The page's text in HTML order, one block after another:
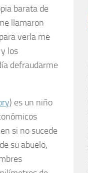
barata de
llamaron
verla me
los
defraudarme
) es un niño
si no sucede
su abuelo,